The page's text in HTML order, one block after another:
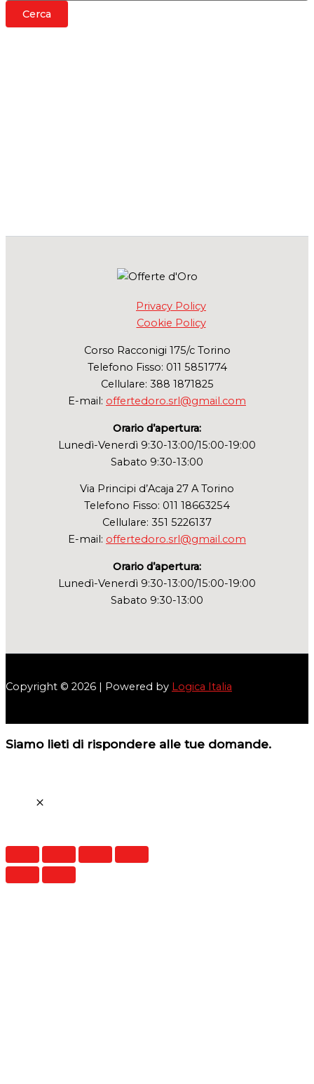
r
Cerca
Privacy Policy
Cookie Policy
Corso Racconigi 175/c Torino
Telefono Fisso: 011 5851774
Cellulare: 388 1871825
E-mail: offertedoro.srl@gmail.com
Orario d’apertura:
Lunedì-Venerdì 9:30-13:00/15:00-19:00
Sabato 9:30-13:00
Via Principi d’Acaja 27 A Torino
Telefono Fisso: 011 18663254
Cellulare: 351 5226137
E-mail: offertedoro.srl@gmail.com
Orario d’apertura:
Lunedì-Venerdì 9:30-13:00/15:00-19:00
Sabato 9:30-13:00
Copyright © 2026 | Powered by Logica Italia
Siamo lieti di rispondere alle tue domande.